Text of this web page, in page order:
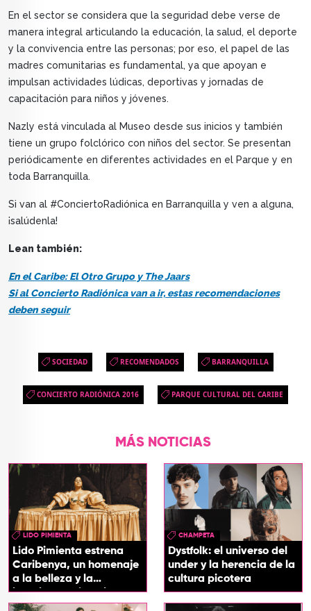
En el sector se considera que la seguridad debe verse de
manera integral articulando la educación, la salud, el deporte
y la convivencia entre las personas; por eso, el papel de las
madres comunitarias es fundamental, ya que apoyan e
impulsan actividades lúdicas, deportivas y jornadas de
capacitación para niños y jóvenes.
Nazly está vinculada al Museo desde sus inicios y también
tiene un grupo folclórico con niños del sector. Se presentan
periódicamente en diferentes actividades en el Parque y en
toda Barranquilla.
Si van al #ConciertoRadiónica en Barranquilla y ven a alguna,
¡salúdenla!
Lean también:
En el Caribe: El Otro Grupo y The Jaars
Si al Concierto Radiónica van a ir, estas recomendaciones
deben seguir
SOCIEDAD RECOMENDADOS BARRANQUILLA
CONCIERTO RADIÓNICA 2016 PARQUE CULTURAL DEL CARIBE
MÁS NOTICIAS
LIDO PIMIENTA
Lido Pimienta estrena
Caribenya, un homenaje
a la belleza y la
identidad del Caribe
CHAMPETA
Dystfolk: el universo del
under y la herencia de la
cultura picotera